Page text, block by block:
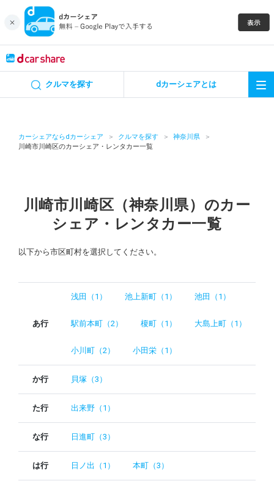
クルマを探す dカーシェアとは
カーシェアならdカーシェア クルマを探す
神奈川県
川崎市川崎区のカーシェア・レンタカー一覧
川崎市川崎区（神奈川県）のカー
シェア・レンタカー一覧
以下から市区町村を選択してください。
あ行
浅田（1） 池上新町（1） 池田（1）
駅前本町（2） 榎町（1） 大島上町（1）
小川町（2） 小田栄（1）
か行 貝塚（3）
た行 出来野（1）
な行 日進町（3）
は行 日ノ出（1） 本町（3）
カーシェア
特集
アプリの使い方